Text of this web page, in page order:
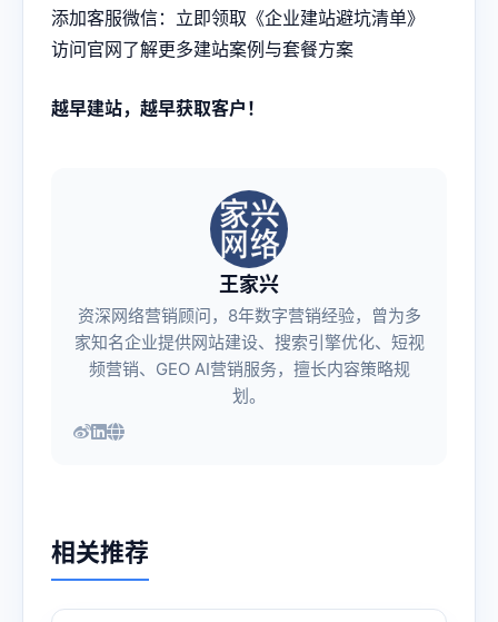
添加客服微信：立即领取《企业建站避坑清单》
访问官网了解更多建站案例与套餐方案
越早建站，越早获取客户！
王家兴
资深网络营销顾问，8年数字营销经验，曾为多
家知名企业提供网站建设、搜索引擎优化、短视
频营销、GEO AI营销服务，擅长内容策略规
划。
相关推荐